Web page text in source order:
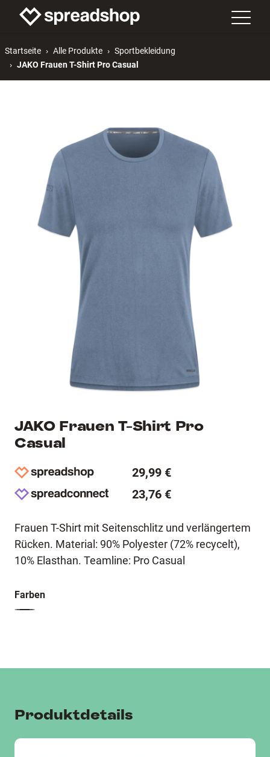
Startseite Alle Produkte
Sportbekleidung
JAKO Frauen T-Shirt Pro Casual
JAKO Frauen T-Shirt Pro
Casual
29,99 €
23,76 €
Frauen T-Shirt mit Seitenschlitz und verlängertem
Rücken. Material: 90% Polyester (72% recycelt),
10% Elasthan. Teamline: Pro Casual
Farben
Produktdetails